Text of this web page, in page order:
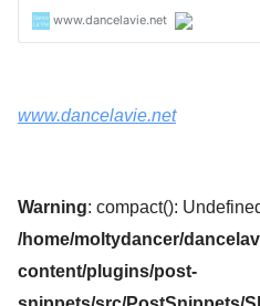
www.dancelavie.net
Warning: compact():
/home/moltydancer/
content/plugins/post-